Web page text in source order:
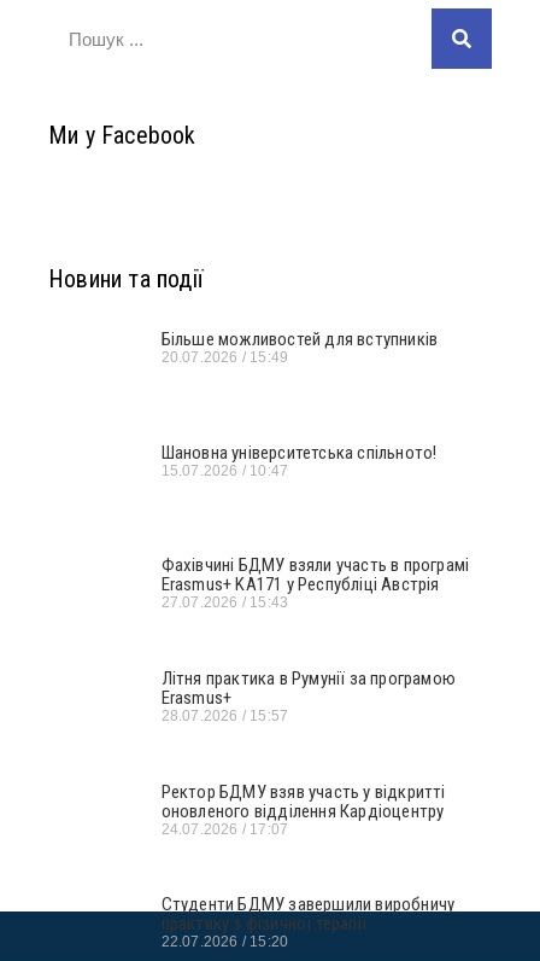
Ми у Facebook
Новини та події
Більше можливостей для вступників
20.07.2026 15:49
Шановна університетська спільното!
15.07.2026 10:47
Фахівчині БДМУ взяли участь в програмі
Erasmus+ KA171 у Республіці Австрія
27.07.2026 15:43
Літня практика в Румунії за програмою
Erasmus+
28.07.2026 15:57
Ректор БДМУ взяв участь у відкритті
оновленого відділення Кардіоцентру
24.07.2026 17:07
Студенти БДМУ завершили виробничу
практику з фізичної терапії
22.07.2026 15:20